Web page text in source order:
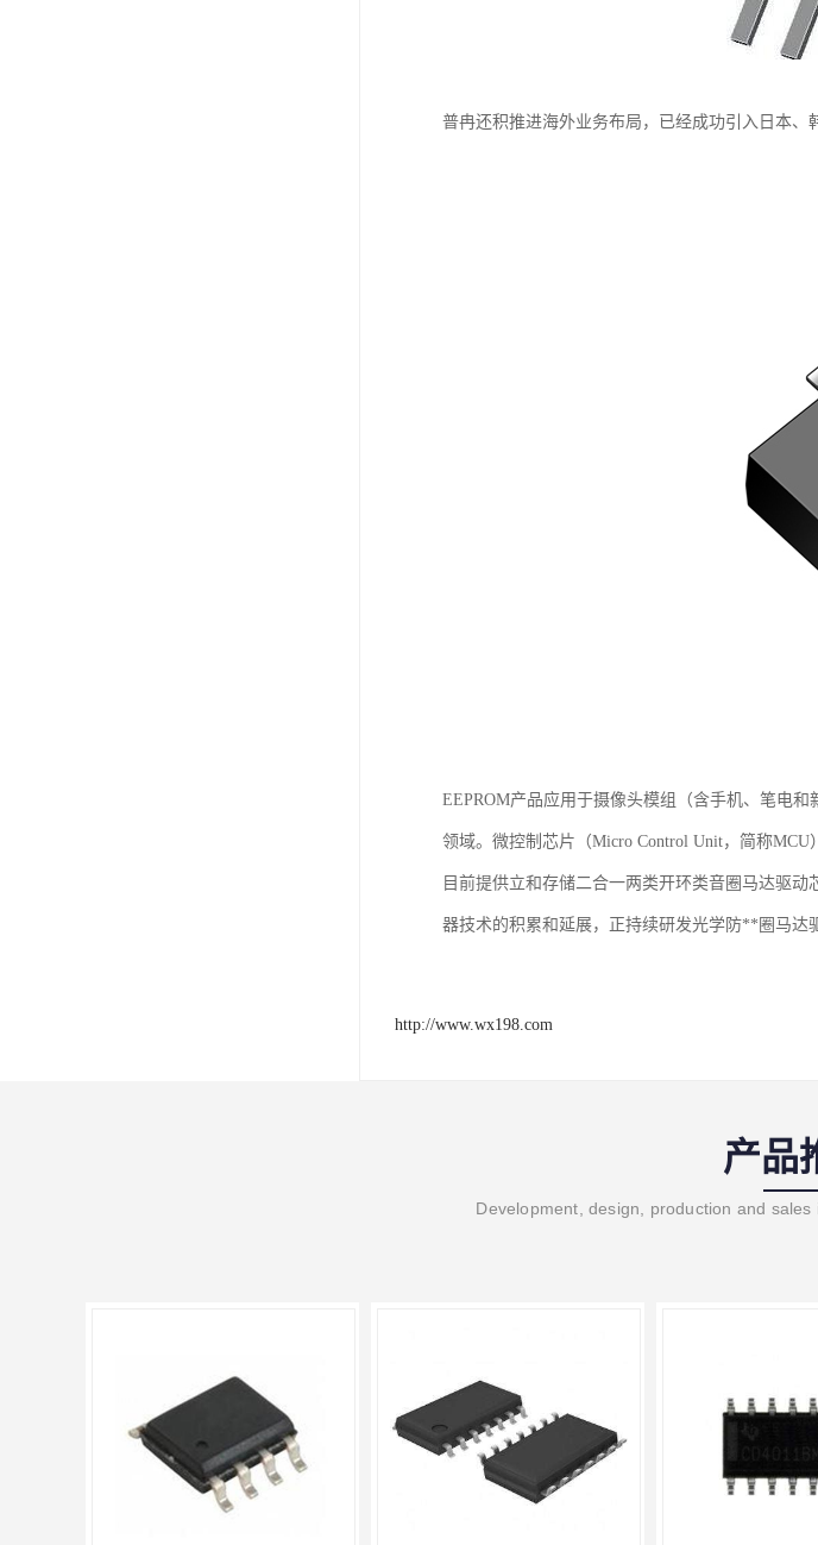
普冉还积推进海外业务布局，已经成功引入日本、
EEPROM产品应用于摄像头模组（含手机、笔电
领域。微控制芯片（Micro Control Unit，简称MCU
目前提供立和存储二合一两类开环类音圈马达驱
器技术的积累和延展，正持续研发光学防**圈马达
http://www.wx198.com
产品
Development, design, production and